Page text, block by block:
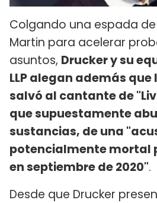
Colgando una espada
Martin para acelerar
asuntos, Drucker y su
LLP alegan además
salvó al cantante de
que supuestamente
sustancias, de una
potencialmente mortal
en septiembre de 2020".
Desde que Drucker